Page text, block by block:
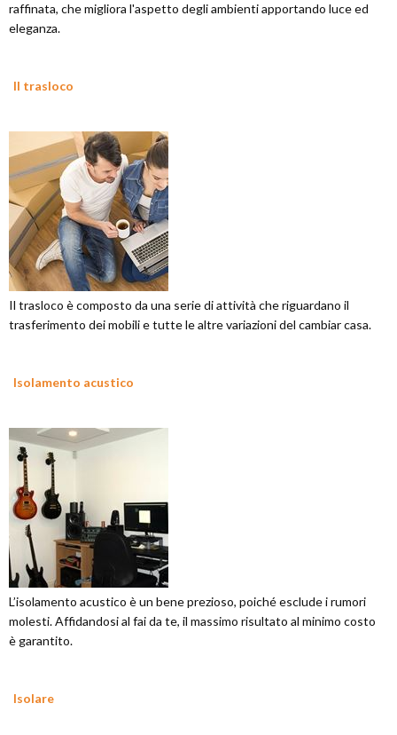
raffinata, che migliora l'aspetto degli ambienti apportando luce ed
eleganza.
Il trasloco
Il trasloco è composto da una serie di attività che riguardano il
trasferimento dei mobili e tutte le altre variazioni del cambiar casa.
Isolamento acustico
L’isolamento acustico è un bene prezioso, poiché esclude i rumori
molesti. Affidandosi al fai da te, il massimo risultato al minimo costo
è garantito.
Isolare